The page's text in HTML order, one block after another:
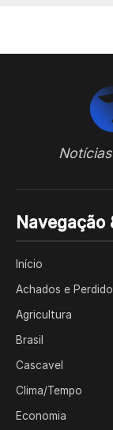
Navegação
Início
Achados e
Agricultura
Brasil
Cascavel
Clima/Tempo
Economia